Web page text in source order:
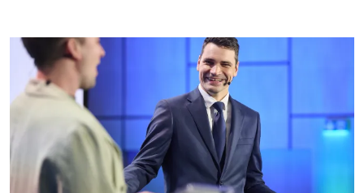
zúčastnit i příštího ročníku. „Příjemná konference,
výborný program, hezké prostory, Daniel Stach
absolutně nejlepší moderátor!!!“ Tak shrnul
Communication Summit jeden z 330 účastníků ve
své zpětné vazbě. Ta potvrdila, co bylo slyšet i
cítit po celý 9. červen v Pragovce – že ročník s
tématem „Od chaosu k dopadu“ se skutečně
povedl.